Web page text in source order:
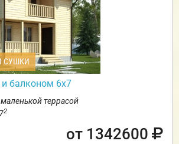
СУШКИ
балконом 6х7
террасой
2
от 1342600